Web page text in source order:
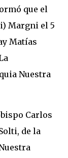
que el
Margni el 5
Matías
Nuestra
Carlos
de la